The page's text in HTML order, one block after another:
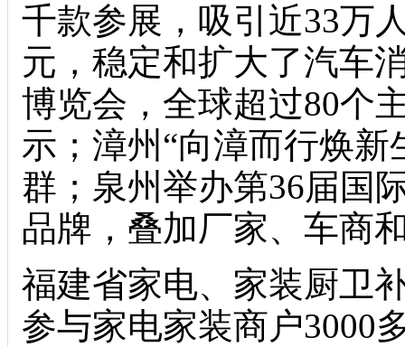
千款参展，吸引近33万
元，稳定和扩大了汽车
博览会，全球超过80个
示；漳州“向漳而行焕
群；泉州举办第36届国
品牌，叠加厂家、车商
福建省家电、家装厨卫
参与家电家装商户3000